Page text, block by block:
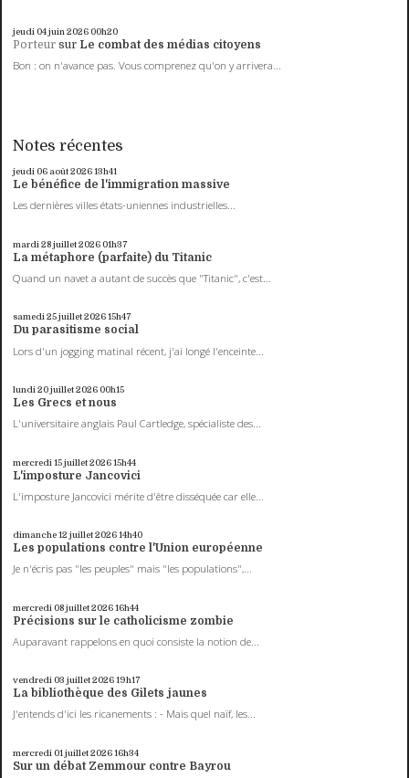
jeudi 04juin 2026 00h20
Porteur sur Le combat des médias citoyens
Bon : on n'avance pas. Vous comprenez qu'on y arrivera...
Notes récentes
jeudi 06 août 202613h41
Le bénéfice de l'immigration massive
Les dernières villes états-uniennes industrielles...
mardi 28juillet 2026 01h37
La métaphore (parfaite) du Titanic
Quand un navet a autant de succès que "Titanic", c'est...
samedi 25juillet 202615h47
Du parasitisme social
Lors d'un jogging matinal récent, j'ai longé l'enceinte...
lundi 20juillet 2026 00h15
Les Grecs et nous
L'universitaire anglais Paul Cartledge, spécialiste des...
mercredi 15juillet 202615h44
L'imposture Jancovici
L'imposture Jancovici mérite d'être disséquée car elle...
dimanche 12 juillet 202614h40
Les populations contre l'Union européenne
Je n'écris pas "les peuples" mais "les populations",...
mercredi 08juillet 202616h44
Précisions sur le catholicisme zombie
Auparavant rappelons en quoi consiste la notion de...
vendredi 03 juillet 202619h17
La bibliothèque des Gilets jaunes
J'entends d'ici les ricanements : - Mais quel naïf, les...
mercredi 01 juillet 202616h34
Sur un débat Zemmour contre Bayrou